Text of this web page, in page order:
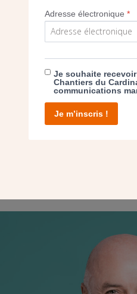
à
L’urbanisme
Retrouvez ici sa
Adresse électronique*
Je souhaite
Chantiers du
communications
Je m’inscris !